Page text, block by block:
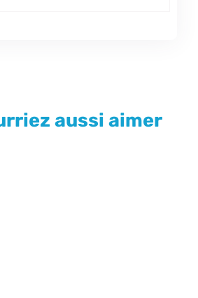
aussi aimer